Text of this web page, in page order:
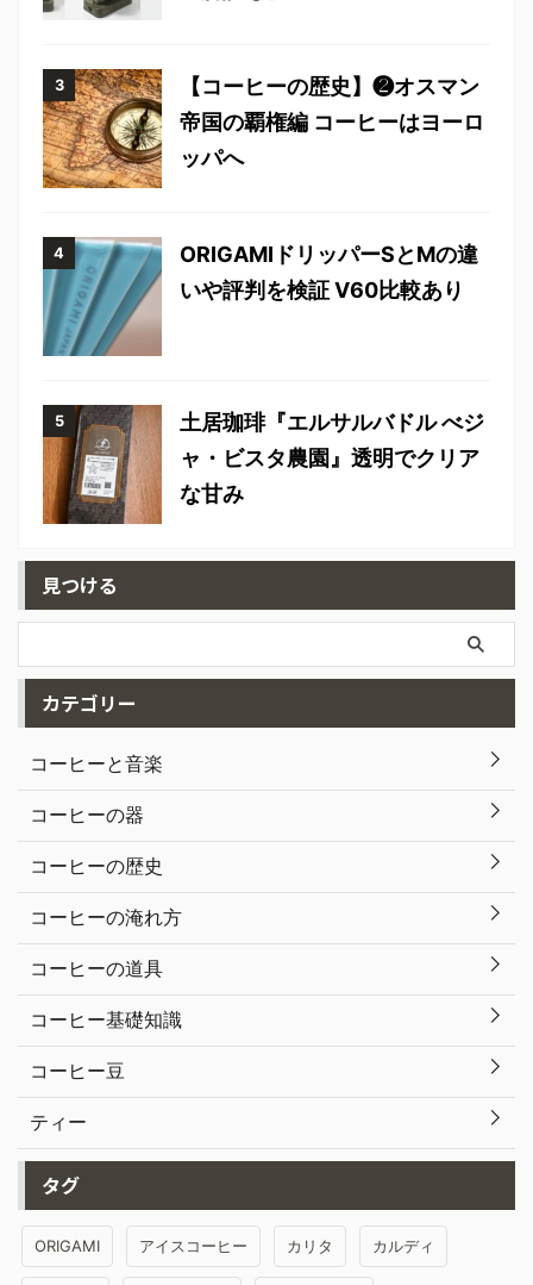
【コーヒーの歴史】❷オスマン
帝国の覇権編 コーヒーはヨーロ
ッパへ
ORIGAMIドリッパーSとMの違
いや評判を検証 V60比較あり
土居珈琲『エルサルバドル べジ
ャ・ビスタ農園』透明でクリア
な甘み
見つける
カテゴリー
コーヒーと音楽
コーヒーの器
コーヒーの歴史
コーヒーの淹れ方
コーヒーの道具
コーヒー基礎知識
コーヒー豆
ティー
タグ
ORIGAMI アイスコーヒー カリタ カルディ